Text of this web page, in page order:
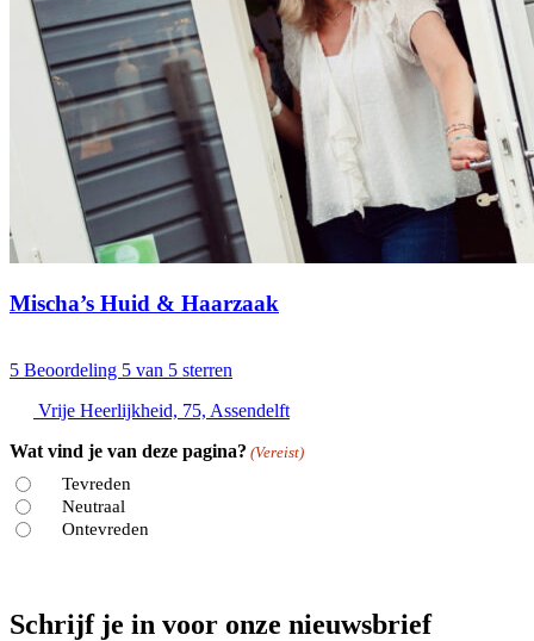
Mischa’s Huid & Haarzaak
5 Beoordeling 5 van 5 sterren
Vrije Heerlijkheid, 75, Assendelft
Wat vind je van deze pagina? (Vereist)
Tevreden
Neutraal
Ontevreden
Schrijf je in voor onze nieuwsbrief